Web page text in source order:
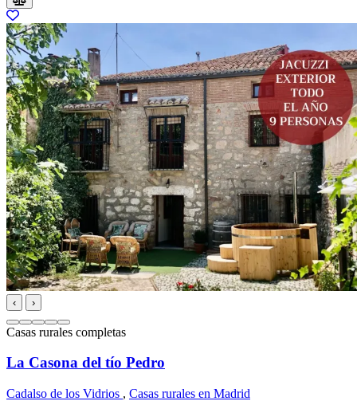
‹ ›
Casas rurales completas
La Casona del tío Pedro
Cadalso de los Vidrios , Casas rurales en Madrid